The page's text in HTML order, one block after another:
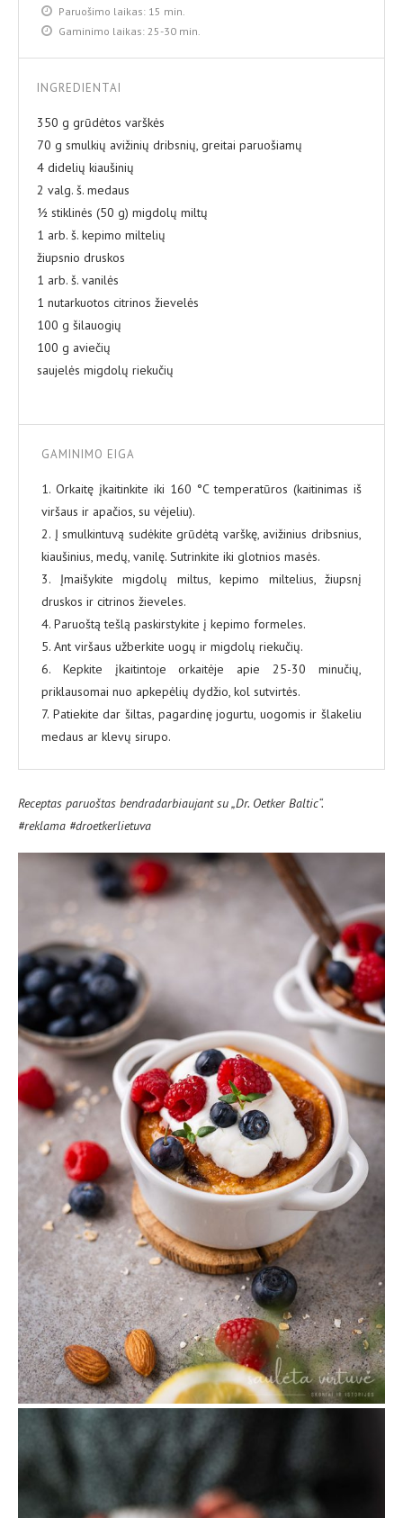
Paruošimo laikas: 15 min.
Gaminimo laikas: 25-30 min.
INGREDIENTAI
350 g grūdėtos varškės
70 g smulkių avižinių dribsnių, greitai paruošiamų
4 didelių kiaušinių
2 valg. š. medaus
½ stiklinės (50 g) migdolų miltų
1 arb. š. kepimo miltelių
žiupsnio druskos
1 arb. š. vanilės
1 nutarkuotos citrinos žievelės
100 g šilauogių
100 g aviečių
saujelės migdolų riekučių
GAMINIMO EIGA
1. Orkaitę įkaitinkite iki 160 °C temperatūros (kaitinimas iš
viršaus ir apačios, su vėjeliu).
2. Į smulkintuvą sudėkite grūdėtą varškę, avižinius dribsnius,
kiaušinius, medų, vanilę. Sutrinkite iki glotnios masės.
3. Įmaišykite migdolų miltus, kepimo miltelius, žiupsnį
druskos ir citrinos žieveles.
4. Paruoštą tešlą paskirstykite į kepimo formeles.
5. Ant viršaus užberkite uogų ir migdolų riekučių.
6. Kepkite įkaitintoje orkaitėje apie 25-30 minučių,
priklausomai nuo apkepėlių dydžio, kol sutvirtės.
7. Patiekite dar šiltas, pagardinę jogurtu, uogomis ir šlakeliu
medaus ar klevų sirupo.
Receptas paruoštas bendradarbiaujant su „Dr. Oetker Baltic“.
#reklama #droetkerlietuva